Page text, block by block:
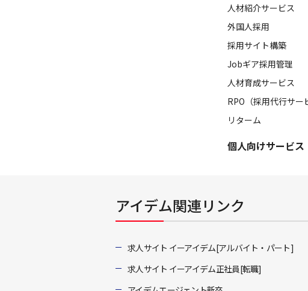
人材紹介サービス
外国人採用
採用サイト構築
Jobギア採用管理
人材育成サービス
RPO（採用代行サー
リターム
個人向けサービス
アイデム関連リンク
求人サイト イーアイデム[アルバイト・パート]
求人サイト イーアイデム正社員[転職]